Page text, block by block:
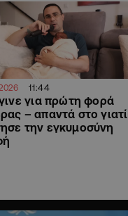
11:44
για πρώτη φορά
– απαντά στο γιατί
την εγκυμοσύνη